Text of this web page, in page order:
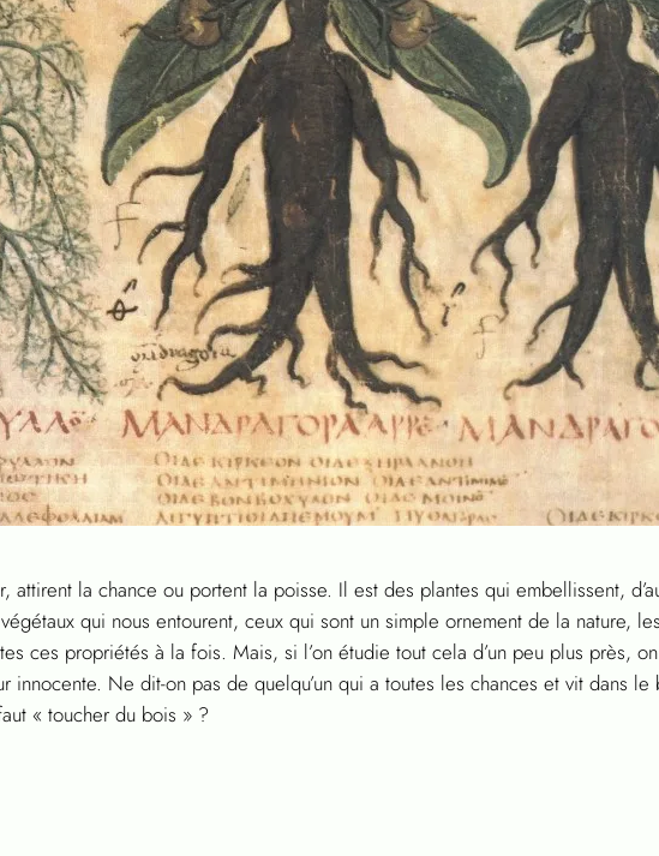
attirent la chance ou portent la poisse. Il est des plantes qui embellissent,
qui nous entourent, ceux qui sont un simple ornement de la nature,
ces propriétés à la fois. Mais, si l’on étudie tout cela d’un peu plus près, on
innocente. Ne dit-on pas de quelqu’un qui a toutes les chances et vit dans
« toucher du bois » ?